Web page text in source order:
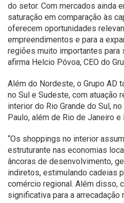
do setor. Com mercados ainda
saturação em comparação às
oferecem oportunidades
empreendimentos e para a
regiões muito importantes para
afirma Helcio Póvoa, CEO do
Além do Nordeste, o Grupo AD
no Sul e Sudeste, com atuação
interior do Rio Grande do Sul,
Paulo, além de Rio de Janeiro e
“Os shoppings no interior
estruturante nas economias
âncoras de desenvolvimento,
indiretos, estimulando cadeias
comércio regional. Além disso,
significativa para a